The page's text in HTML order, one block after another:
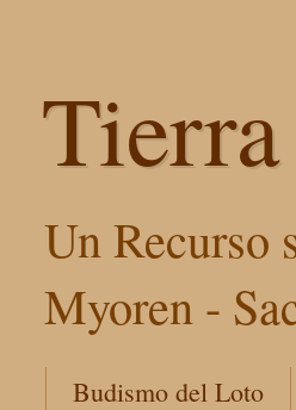
Un Recurso
Myoren -
Budismo del Loto